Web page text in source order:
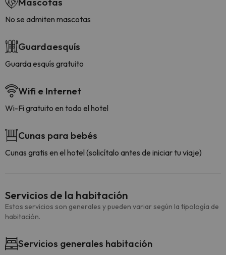
No se admiten mascotas
Guardaesquís
Guarda esquís gratuito
Wifi e Internet
Wi-Fi gratuito en todo el hotel
Cunas para bebés
Cunas gratis en el hotel (solicítalo antes de iniciar tu viaje)
Servicios de la habitación
Estos servicios son generales y pueden variar según la tipología de
habitación.
Servicios generales habitación